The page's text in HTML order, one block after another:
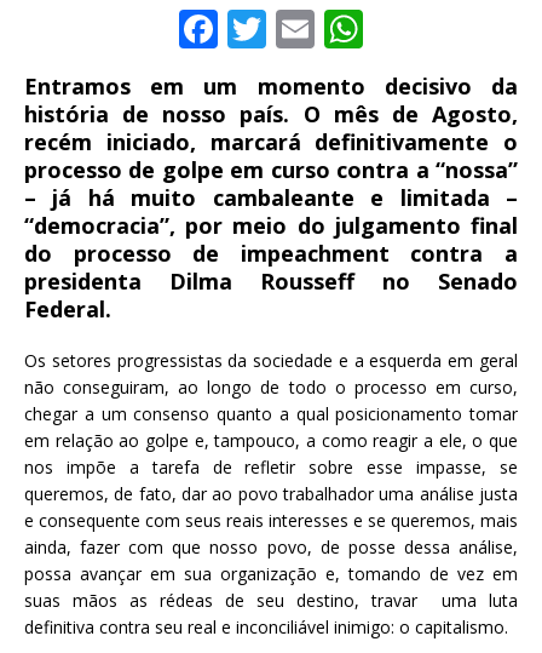
F
c
e
b
o
o
k
T
it
te
r
E
m
ai
l
h
at
s
A
p
p
Entramos em um momento decisivo da
história de nosso país. O mês de Agosto,
recém iniciado, marcará definitivamente o
processo de golpe em curso contra a “nossa”
– já há muito cambaleante e limitada –
“democracia”, por meio do julgamento final
do processo de impeachment contra a
presidenta Dilma Rousseff no Senado
Federal.
Os setores progressistas da sociedade e a esquerda em geral
não conseguiram, ao longo de todo o processo em curso,
chegar a um consenso quanto a qual posicionamento tomar
em relação ao golpe e, tampouco, a como reagir a ele, o que
nos impõe a tarefa de refletir sobre esse impasse, se
queremos, de fato, dar ao povo trabalhador uma análise justa
e consequente com seus reais interesses e se queremos, mais
ainda, fazer com que nosso povo, de posse dessa análise,
possa avançar em sua organização e, tomando de vez em
suas mãos as rédeas de seu destino, travar uma luta
definitiva contra seu real e inconciliável inimigo: o capitalismo.